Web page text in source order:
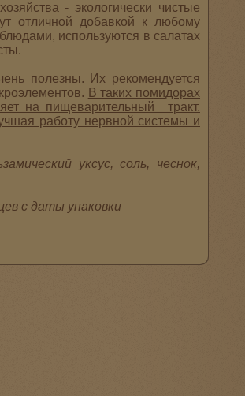
- экологически чистые
отличной добавкой к любому
используются в салатах
полезны. Их рекомендуется
В таких помидорах
на пищеварительный тракт.
работу нервной системы и
уксус, соль, чеснок,
с даты упаковки